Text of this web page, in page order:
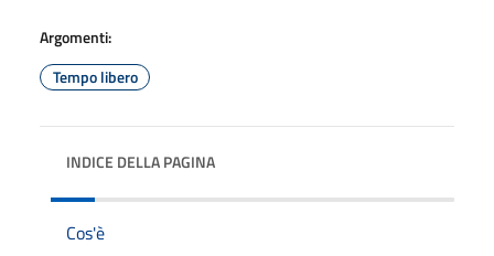
Argomenti:
Tempo libero
INDICE DELLA PAGINA
Cos'è